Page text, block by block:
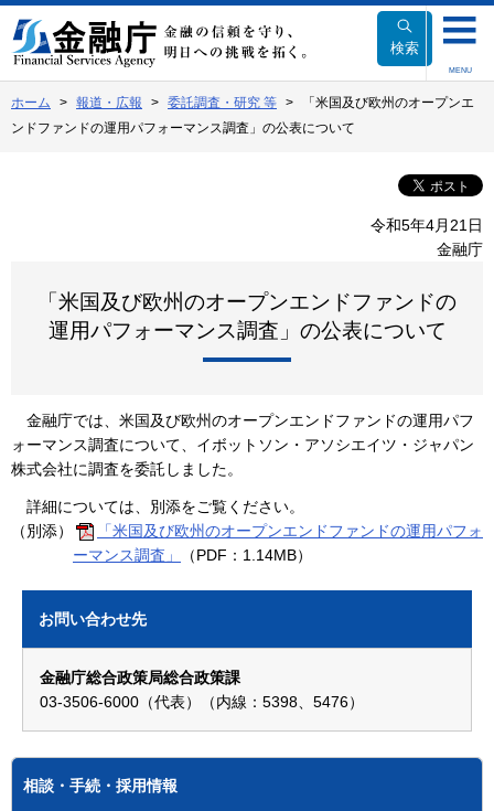
文
へ
動
検索
MENU
ホーム 報道・広報 委託調査・研究 等
「米国及び欧州のオープンエ
ンドファンドの運用パフォーマンス調査」の公表について
令和5年4月21日
金融庁
「米国及び欧州のオープンエンドファンドの
運用パフォーマンス調査」の公表について
金融庁では、米国及び欧州のオープンエンドファンドの運用パフ
ォーマンス調査について、イボットソン・アソシエイツ・ジャパン
株式会社に調査を委託しました。
詳細については、別添をご覧ください。
（別添）
「米国及び欧州のオープンエンドファンドの運用パフォ
ーマンス調査」
（PDF：1.14MB）
お問い合わせ先
金融庁総合政策局総合政策課
03-3506-6000（代表）（内線：5398、5476）
相談・手続・採用情報